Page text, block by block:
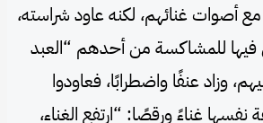
مع أصوات غنائهم، لكنه عاود شراسته،
فيها للمشاكسة من أحدهم “العبد
وزاد عنفًا واضطرابًا، فعاودوا
نفسها غناءً ورقصًا: “ارتفع الغناء،